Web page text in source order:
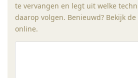
te vervangen en legt uit welke
daarop volgen. Benieuwd? Bekijk
online.